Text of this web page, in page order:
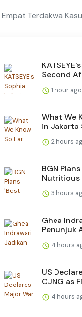
Terdakwa
Second
1 hour ago
What We
in Jakarta
2 hours
BGN
Nutritious
3 hours
Ghea
Penunjuk
4 hours
US
CJNG as
4 hours